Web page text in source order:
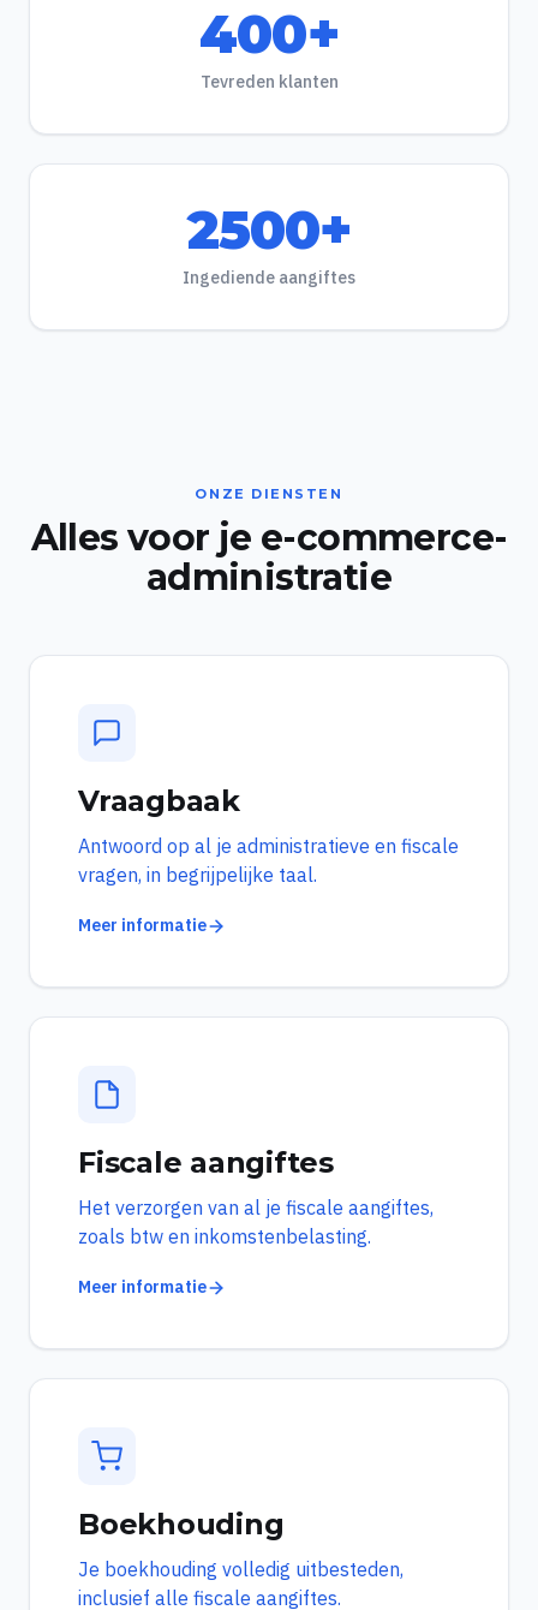
400+
Tevreden klanten
2500+
Ingediende aangiftes
ONZE DIENSTEN
Alles voor je e-commerce-
administratie
Vraagbaak
Antwoord op al je administratieve en fiscale
vragen, in begrijpelijke taal.
Meer informatie
Fiscale aangiftes
Het verzorgen van al je fiscale aangiftes,
zoals btw en inkomstenbelasting.
Meer informatie
Boekhouding
Je boekhouding volledig uitbesteden,
inclusief alle fiscale aangiftes.